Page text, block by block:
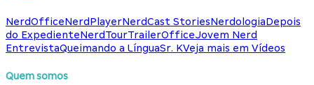
NerdOfficeNerdPlayerNerdCast StoriesNerdologiaDepois
do ExpedienteNerdTourTrailerOfficeJovem Nerd
EntrevistaQueimando a LínguaSr. KVeja mais em Vídeos
Quem somos